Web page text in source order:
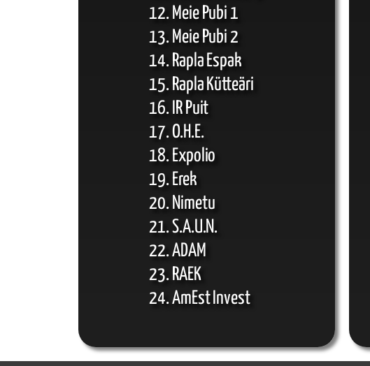
Meie Pubi 1
Meie Pubi 2
Rapla Espak
Rapla Kütteäri
IR Puit
O.H.E.
Expolio
Erek
Nimetu
S.A.U.N.
ADAM
RAEK
AmEst Invest